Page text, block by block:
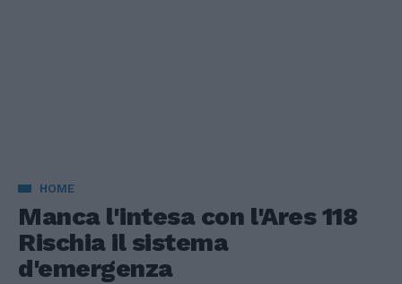
HOME
Manca l'intesa con l'Ares 118
Rischia il sistema
d'emergenza